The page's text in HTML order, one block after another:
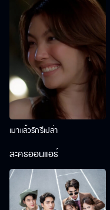
เมาแล้วรักรึเปล่า
ละครออนแอร์